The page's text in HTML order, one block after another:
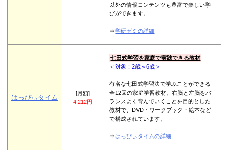
以外の情報コンテンツも豊富で楽しい学
びができます。
⇒学研ゼミの詳細
はっぴぃタイム
[月額]
4,212円
七田式学習を家庭で実践できる教材
＜対象：2歳～6歳＞
有名な七田式学習法で学ぶことができる
全12回の家庭学習教材。右脳と左脳をバ
ランスよく育んでいくことを目的とした
教材で、DVD・ワークブック・絵本など
で構成されています。
⇒はっぴぃタイムの詳細